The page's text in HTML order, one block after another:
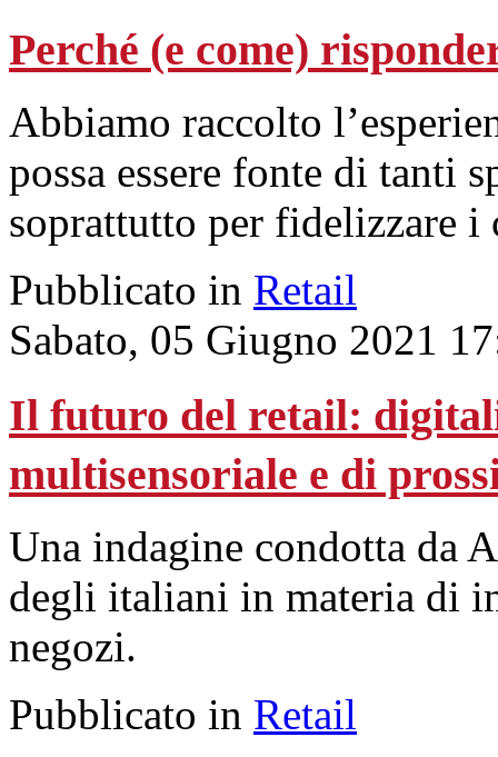
Perché (e come)
Abbiamo raccolto
possa essere fonte di tanti
soprattutto per fidelizzare i
Pubblicato in Retail
Sabato, 05 Giugno 2021
Il futuro del retail:
multisensoriale e di
Una indagine condotta da
degli italiani in materia di
negozi.
Pubblicato in Retail